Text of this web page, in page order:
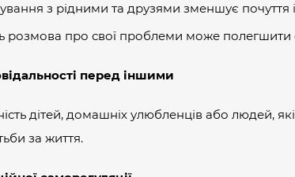
з рідними та друзями зменшує почуття
розмова про свої проблеми може полегшити
перед іншими
дітей, домашніх улюбленців або людей,
за життя.